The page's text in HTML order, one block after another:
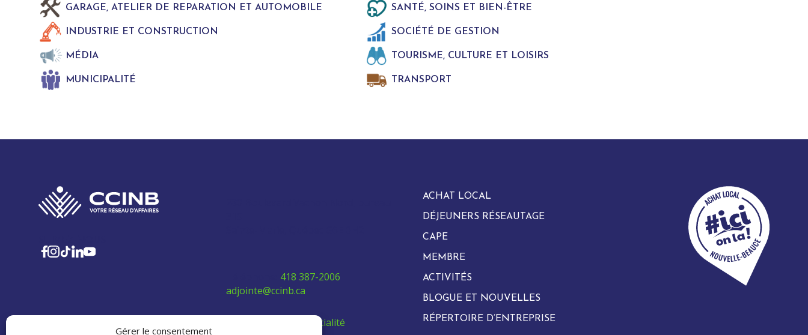
Gérer le consentement
GARAGE, ATELIER DE REPARATION ET AUTOMOBILE SANTÉ, SOINS ET BIEN-ÊTRE
INDUSTRIE ET CONSTRUCTION SOCIÉTÉ DE GESTION
MÉDIA TOURISME, CULTURE ET LOISIRS
MUNICIPALITÉ TRANSPORT
418 387-2006
adjointe@ccinb.ca
Politique de confidentialité
ACHAT LOCAL
DÉJEUNERS RÉSEAUTAGE
CAPE
MEMBRE
ACTIVITÉS
BLOGUE ET NOUVELLES
RÉPERTOIRE D’ENTREPRISE